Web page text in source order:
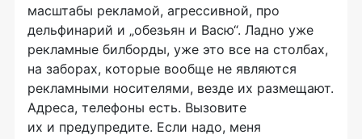
масштабы рекламой, агрессивной, про
дельфинарий и „обезьян и Васю“. Ладно уже
рекламные билборды, уже это все на столбах,
на заборах, которые вообще не являются
рекламными носителями, везде их размещают.
Адреса, телефоны есть. Вызовите
их и предупредите. Если надо, меня